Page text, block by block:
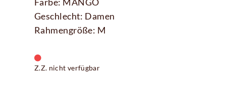
Farbe: MANGO
Geschlecht: Damen
Rahmengröße: M
Z.Z. nicht verfügbar